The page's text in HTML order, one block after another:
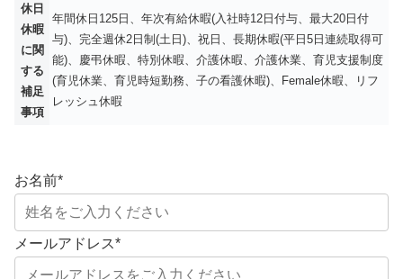
休日
休暇
に関
する
補足
事項
年間休日125日、年次有給休暇(入社時12日付与、最大20日付
与)、完全週休2日制(土日)、祝日、長期休暇(平日5日連続取得可
能)、慶弔休暇、特別休暇、介護休暇、介護休業、育児支援制度
(育児休業、育児時短勤務、子の看護休暇)、Female休暇、リフ
レッシュ休暇
お名前*
メールアドレス*